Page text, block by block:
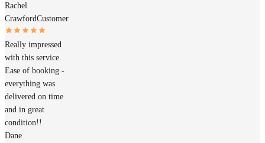
Rachel
CrawfordCustomer
Really impressed
with this service.
Ease of booking -
everything was
delivered on time
and in great
condition!!
Dane